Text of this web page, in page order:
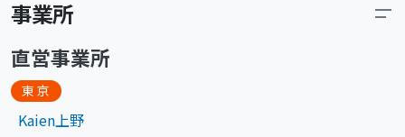
事業所
直営事業所
東京
Kaien上野